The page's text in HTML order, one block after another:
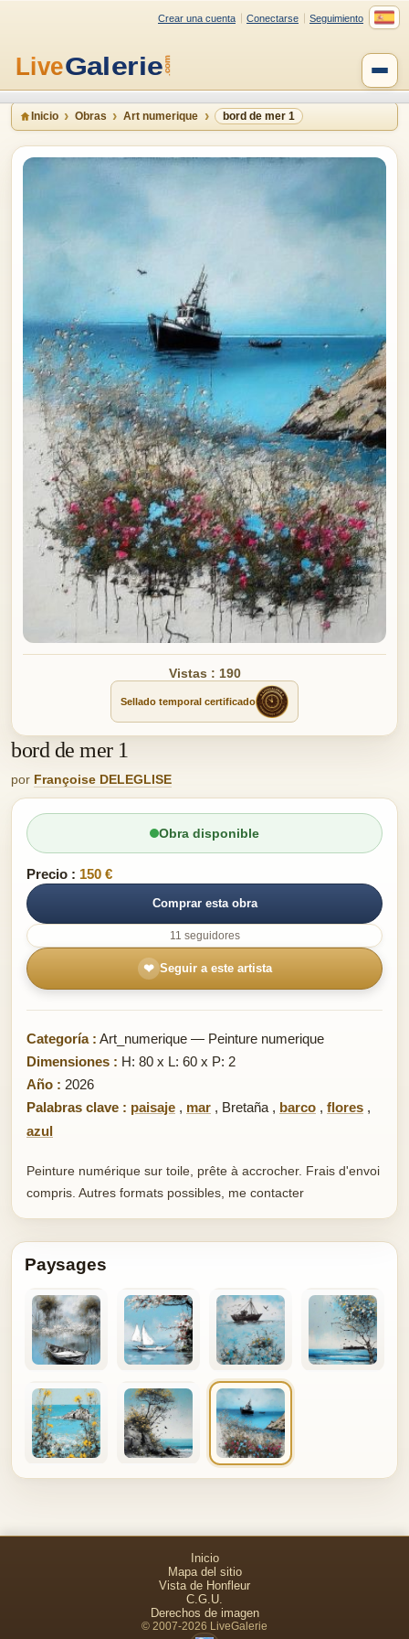
Crear una cuenta Conectarse Seguimiento
Inicio Obras Art numerique bord de mer 1
Vistas : 190
Sellado temporal certificado
bord de mer 1
por Françoise DELEGLISE
Obra disponible
Precio : 150 €
Comprar esta obra
11 seguidores
❤ Seguir a este artista
Categoría : Art_numerique — Peinture numerique
Dimensiones : H: 80 x L: 60 x P: 2
Año : 2026
Palabras clave : paisaje , mar , Bretaña , barco , flores ,
azul
Peinture numérique sur toile, prête à accrocher. Frais d'envoi
compris. Autres formats possibles, me contacter
Paysages
Inicio
Mapa del sitio
Vista de Honfleur
C.G.U.
Derechos de imagen
© 2007-2026 LiveGalerie